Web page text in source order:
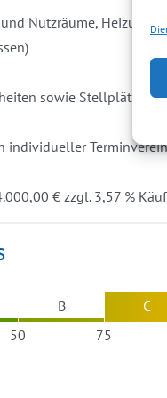
Nutzräume, Heizung,
sowie Stellplätze
individueller
€ zzgl. 3,57 %
50
B
75
C